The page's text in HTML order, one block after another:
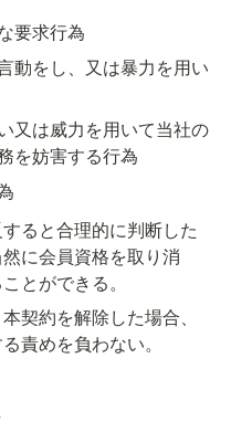
要求行為
動をし、又は暴力を用い
又は威力を用いて当社の
を妨害する行為
ると合理的に判断した
に会員資格を取り消
とができる。
契約を解除した場合、
責めを負わない。